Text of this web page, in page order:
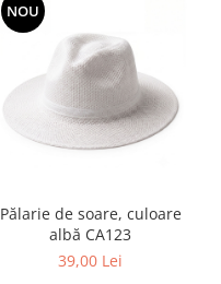
NOU
Pălarie de soare, culoare
albă CA123
39,00 Lei